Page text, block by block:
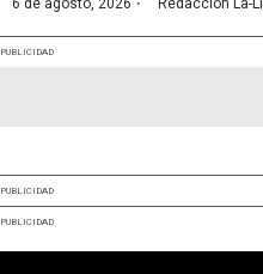
6 de agosto, 2026 Redacción La-
PUBLICIDAD
PUBLICIDAD
PUBLICIDAD